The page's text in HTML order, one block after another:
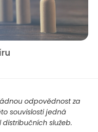
odpovědnost za
souvislosti jedná
služeb.